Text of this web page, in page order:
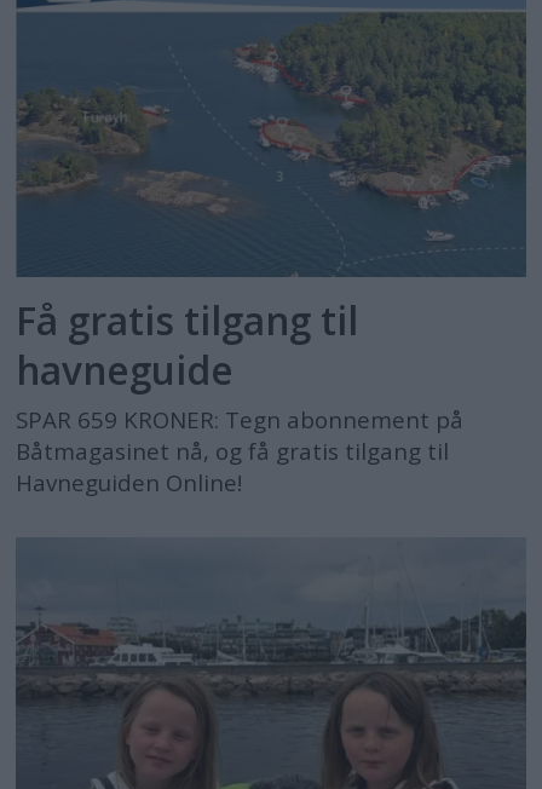
Få gratis tilgang til
havneguide
SPAR 659 KRONER: Tegn abonnement på
Båtmagasinet nå, og få gratis tilgang til
Havneguiden Online!